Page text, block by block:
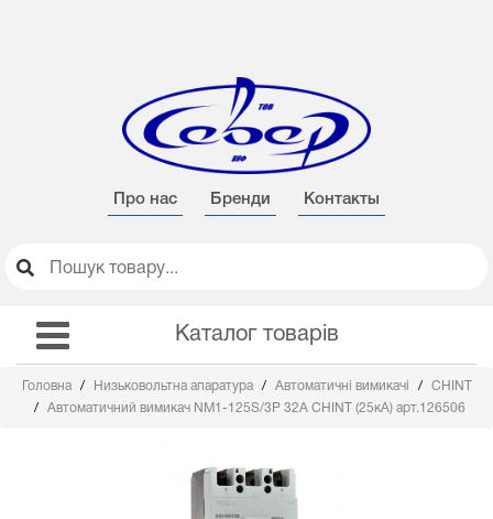
Про нас Бренди Контакты
Каталог товарів
Головна Низьковольтна апаратура Автоматичні вимикачі
CHINT
Автоматичний вимикач NM1-125S/3Р 32А CHINT (25кА) арт.126506